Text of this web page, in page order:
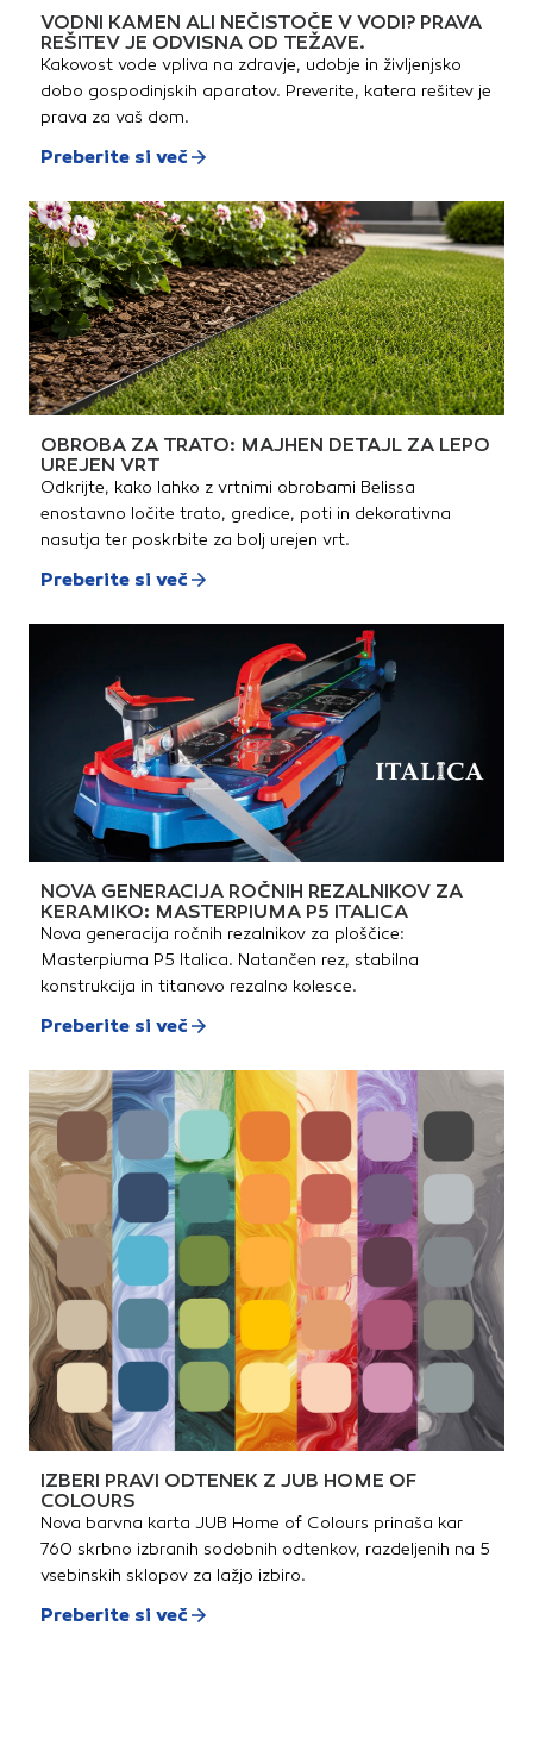
VODNI KAMEN ALI NEČISTOČE V VODI? PRAVA
REŠITEV JE ODVISNA OD TEŽAVE.
Kakovost vode vpliva na zdravje, udobje in življenjsko
dobo gospodinjskih aparatov. Preverite, katera rešitev je
prava za vaš dom.
Preberite si več
OBROBA ZA TRATO: MAJHEN DETAJL ZA LEPO
UREJEN VRT
Odkrijte, kako lahko z vrtnimi obrobami Belissa
enostavno ločite trato, gredice, poti in dekorativna
nasutja ter poskrbite za bolj urejen vrt.
Preberite si več
NOVA GENERACIJA ROČNIH REZALNIKOV ZA
KERAMIKO: MASTERPIUMA P5 ITALICA
Nova generacija ročnih rezalnikov za ploščice:
Masterpiuma P5 Italica. Natančen rez, stabilna
konstrukcija in titanovo rezalno kolesce.
Preberite si več
IZBERI PRAVI ODTENEK Z JUB HOME OF
COLOURS
Nova barvna karta JUB Home of Colours prinaša kar
760 skrbno izbranih sodobnih odtenkov, razdeljenih na 5
vsebinskih sklopov za lažjo izbiro.
Preberite si več